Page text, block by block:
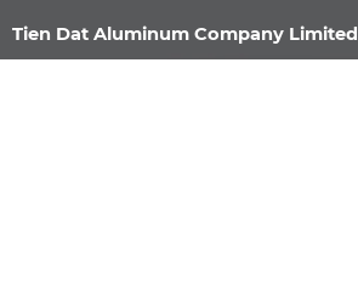
Tien Dat Aluminum Company Limited